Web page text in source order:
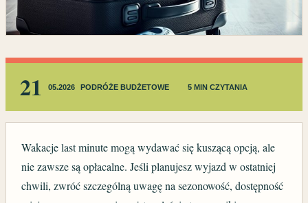
21 05.2026 PODRÓŻE BUDŻETOWE 5 MIN CZYTANIA
Wakacje last minute mogą wydawać się kuszącą opcją, ale
nie zawsze są opłacalne. Jeśli planujesz wyjazd w ostatniej
chwili, zwróć szczególną uwagę na sezonowość, dostępność